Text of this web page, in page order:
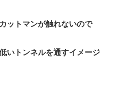
カットマンが触れないので
いトンネルを通すイメージ